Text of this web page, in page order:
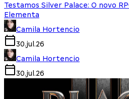
Testamos Silver Palace: O novo
Elementa
Camila Hortencio
30.jul.26
Camila Hortencio
30.jul.26